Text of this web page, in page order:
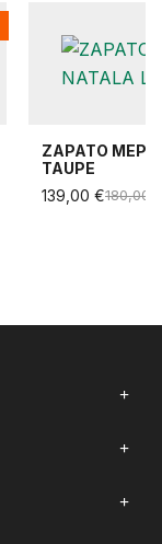
ZAPATO
TAUPE
139,00 €180,00